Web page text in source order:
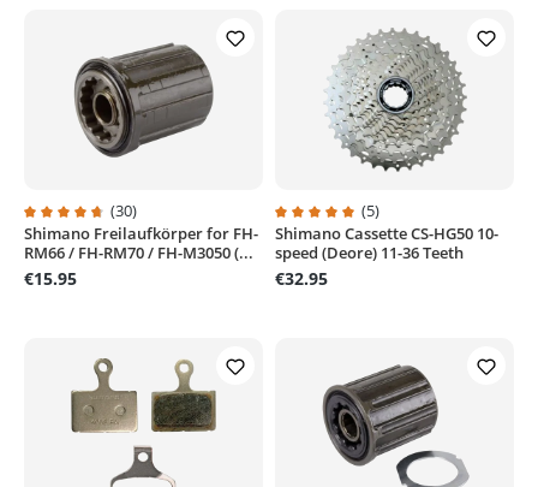
Average rating of 4.7 out of 5 stars
(30)
Shimano Freilaufkörper for FH-
RM66 / FH-RM70 / FH-M3050 (...
€15.95
Average rating of 5 out of 5 stars
(5)
Shimano Cassette CS-HG50 10-
speed (Deore) 11-36 Teeth
€32.95